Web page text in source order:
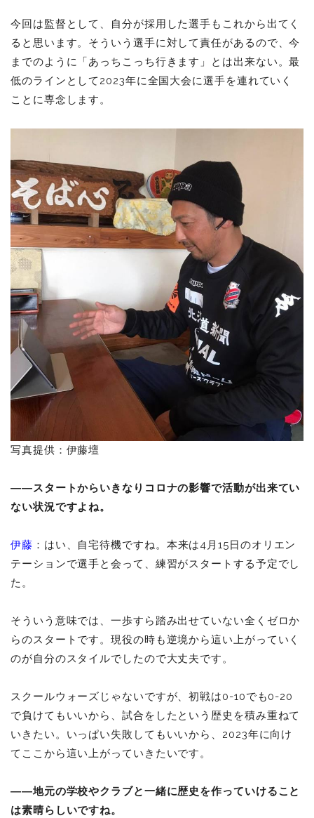
今回は監督として、自分が採用した選手もこれから出てく
ると思います。そういう選手に対して責任があるので、今
までのように「あっちこっち行きます」とは出来ない。最
低のラインとして2023年に全国大会に選手を連れていく
ことに専念します。
写真提供：伊藤壇
――スタートからいきなりコロナの影響で活動が出来てい
ない状況ですよね。
伊藤 ：はい、自宅待機ですね。本来は4月15日のオリエン
テーションで選手と会って、練習がスタートする予定でし
た。
そういう意味では、一歩すら踏み出せていない全くゼロか
らのスタートです。現役の時も逆境から這い上がっていく
のが自分のスタイルでしたので大丈夫です。
スクールウォーズじゃないですが、初戦は0-10でも0-20
で負けてもいいから、試合をしたという歴史を積み重ねて
いきたい。いっぱい失敗してもいいから、2023年に向け
てここから這い上がっていきたいです。
――地元の学校やクラブと一緒に歴史を作っていけること
は素晴らしいですね。